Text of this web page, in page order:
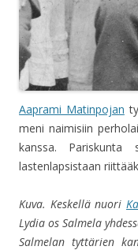
Aaprami Matinpojan
meni naimisiin
kanssa.
lastenlapsistaan
Kuva. Keskellä nuori
Lydia os Salmela
Salmelan tyttärien